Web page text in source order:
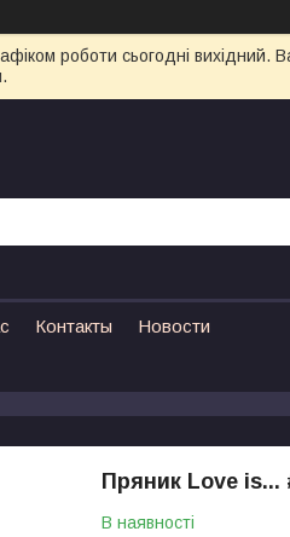
роботи сьогодні
Контакты Новости
Пряник Love is...
В наявності